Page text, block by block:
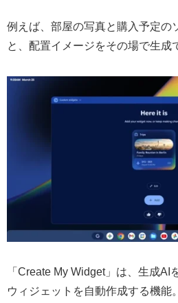
例えば、部屋の写真と購入予定の
と、配置イメージをその場で生成
「Create My Widget」は、生成AI
ウィジェットを自動作成する機能